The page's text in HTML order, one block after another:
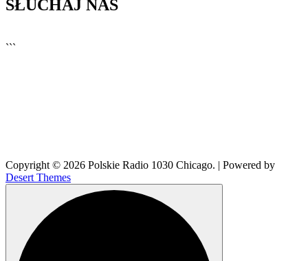
SŁUCHAJ NAS
```
Copyright © 2026 Polskie Radio 1030 Chicago. | Powered by
Desert Themes